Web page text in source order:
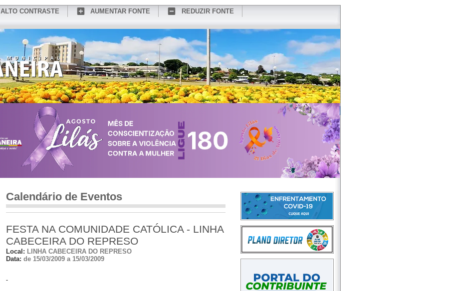
ALTO CONTRASTE AUMENTAR FONTE
REDUZIR FONTE
CONHEÇA MEDIANEIRA REDES SOCIAIS WEBMAIL
Calendário de Eventos
FESTA NA COMUNIDADE CATÓLICA - LINHA
CABECEIRA DO REPRESO
Local: LINHA CABECEIRA DO REPRESO
Data: de 15/03/2009 a 15/03/2009
-